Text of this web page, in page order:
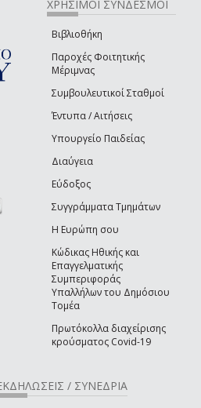
sends e-mail)
ΧΡΗΣΙΜΟΙ ΣΥΝΔΕΣΜΟΙ
Βιβλιοθήκη
Παροχές Φοιτητικής
Μέριμνας
Συμβουλευτικοί Σταθμοί
Έντυπα / Αιτήσεις
Υπουργείο Παιδείας
Διαύγεια
Εύδοξος
Συγγράμματα Τμημάτων
Η Ευρώπη σου
Κώδικας Ηθικής και
Επαγγελματικής
Συμπεριφοράς
Υπαλλήλων του Δημόσιου
Τομέα
Πρωτόκολλα διαχείρισης
κρούσματος Covid-19
/ ΣΥΝΕΔΡΙΑ